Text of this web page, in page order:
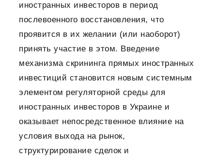
иностранных инвесторов в период
послевоенного восстановления, что
проявится в их желании (или наоборот)
принять участие в этом. Введение
механизма скрининга прямых иностранных
инвестиций становится новым системным
элементом регуляторной среды для
иностранных инвесторов в Украине и
оказывает непосредственное влияние на
условия выхода на рынок,
структурирование сделок и